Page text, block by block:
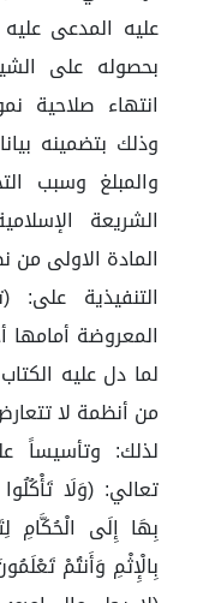
عليه المدعى
بحصوله على
انتهاء صلاحية
وذلك بتضمينه
والمبلغ وسبب
الشريعة
المادة الاولى من
التنفيذية على:
المعروضة أمامها
لما دل عليه
من أنظمة لا
لذلك: وتأسيساً
تعالي: (وَلَا
بِهَا إِلَى الْحُكَّامِ
بِالْإِثْمِ وَأَنتُمْ